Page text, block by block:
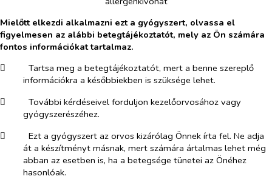
Mielőtt elkezdi alkalmazni ezt a gyógyszert, olvassa el
figyelmesen az alábbi betegtájékoztatót, mely az Ön számára
fontos információkat tartalmaz.
​
Tartsa meg a betegtájékoztatót, mert a benne szereplő
információkra a későbbiekben is szüksége lehet.
​
További kérdéseivel forduljon kezelőorvosához vagy
gyógyszerészéhez.
​
Ezt a gyógyszert az orvos kizárólag Önnek írta fel. Ne adja
át a készítményt másnak, mert számára ártalmas lehet még
abban az esetben is, ha a betegsége tünetei az Önéhez
hasonlóak.